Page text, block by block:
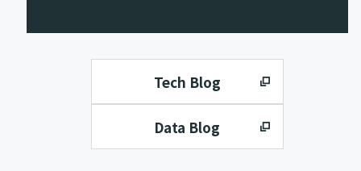
Tech Blog
Data Blog